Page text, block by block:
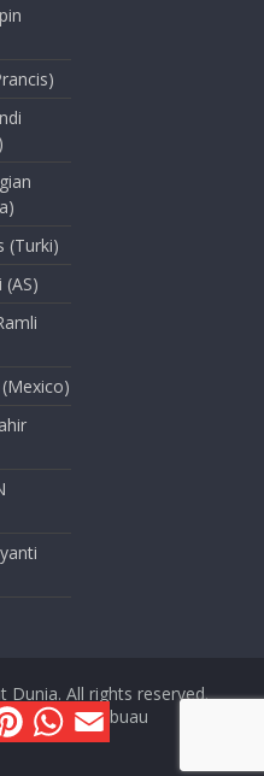
(Turki)
(AS)
Dunia. All rights reserved.
Massabuau
P
n
W
h
a
E
m